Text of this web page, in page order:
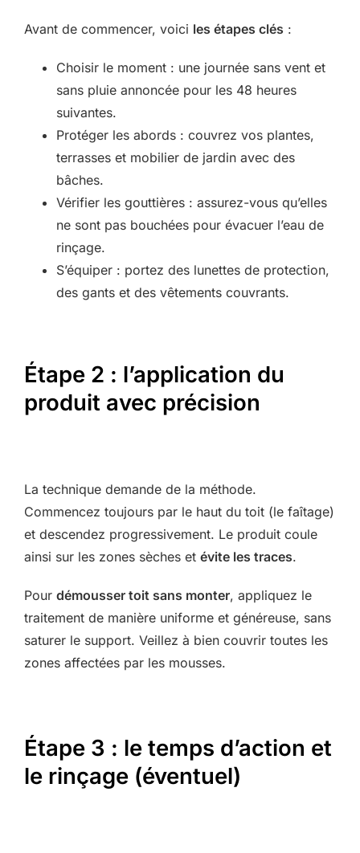
Avant de commencer, voici les étapes clés :
Choisir le moment : une journée sans vent et
sans pluie annoncée pour les 48 heures
suivantes.
Protéger les abords : couvrez vos plantes,
terrasses et mobilier de jardin avec des
bâches.
Vérifier les gouttières : assurez-vous qu’elles
ne sont pas bouchées pour évacuer l’eau de
rinçage.
S’équiper : portez des lunettes de protection,
des gants et des vêtements couvrants.
Étape 2 : l’application du
produit avec précision
La technique demande de la méthode.
Commencez toujours par le haut du toit (le faîtage)
et descendez progressivement. Le produit coule
ainsi sur les zones sèches et évite les traces.
Pour démousser toit sans monter, appliquez le
traitement de manière uniforme et généreuse, sans
saturer le support. Veillez à bien couvrir toutes les
zones affectées par les mousses.
Étape 3 : le temps d’action et
le rinçage (éventuel)